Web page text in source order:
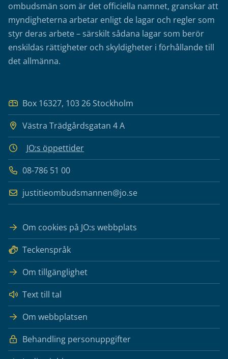
ombudsmän som är det officiella namnet, granskar att
myndigheterna arbetar enligt de lagar och regler som
styr deras arbete – särskilt sådana lagar som berör
enskildas rättigheter och skyldigheter i förhållande till
det allmänna.
Box 16327, 103 26 Stockholm
Västra Trädgårdsgatan 4 A
JO:s öppettider
08-786 51 00
justitieombudsmannen@jo.se
Om cookies på JO:s webbplats
Teckenspråk
Om tillgänglighet
Text till tal
Om webbplatsen
Behandling personuppgifter